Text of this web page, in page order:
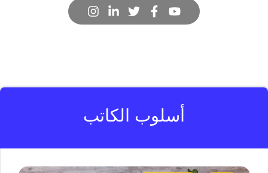
أسلوب الكاتب